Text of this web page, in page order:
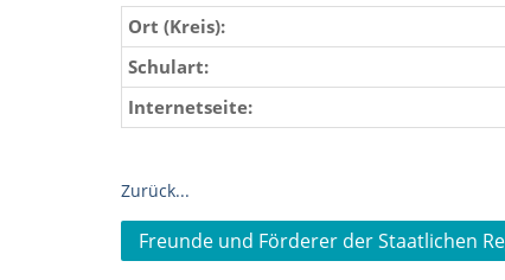
Ort (Kreis):
Schulart:
Internetseite:
Zurück...
Beitragsnavigation
Freunde und Förderer der Staatlichen